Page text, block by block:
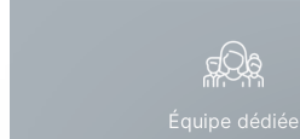
Équipe dédiée